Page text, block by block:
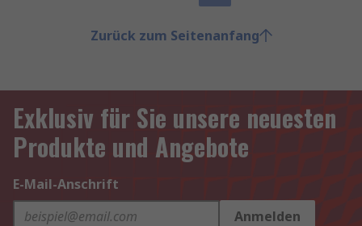
Zurück zum Seitenanfang
Exklusiv für Sie unsere neuesten
Produkte und Angebote
E-Mail-Anschrift
Anmelden